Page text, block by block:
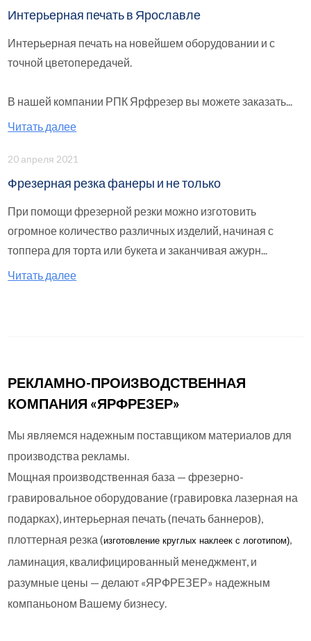
Интерьерная печать в Ярославле
Интерьерная печать на новейшем оборудовании и с
точной цветопередачей.
В нашей компании РПК Ярфрезер вы можете заказать...
Читать далее
20 апреля 2021
Фрезерная резка фанеры и не только
При помощи фрезерной резки можно изготовить
огромное количество различных изделий, начиная с
топпера для торта или букета и заканчивая ажурн...
Читать далее
РЕКЛАМНО-ПРОИЗВОДСТВЕННАЯ
КОМПАНИЯ «ЯРФРЕЗЕР»
Мы являемся надежным поставщиком материалов для
производства рекламы.
Мощная производственная база — фрезерно-
гравировальное оборудование (гравировка лазерная на
подарках), интерьерная печать (печать баннеров),
плоттерная резка (изготовление круглыхнаклеек с логотипом),
ламинация, квалифицированный менеджмент, и
разумные цены — делают «ЯРФРЕЗЕР» надежным
компаньоном Вашему бизнесу.